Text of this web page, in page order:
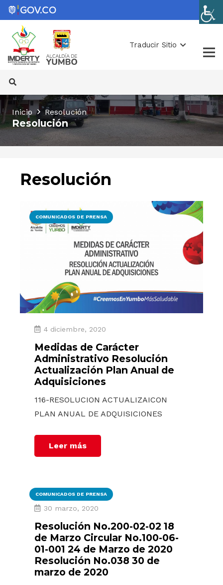
Traducir Sitio
Inicio Resolución
Resolución
Resolución
COMUNICADOS DE PRENSA
4 diciembre, 2020
Medidas de Carácter
Administrativo Resolución
Actualización Plan Anual de
Adquisiciones
116-RESOLUCION ACTUALIZAICON
PLAN ANUAL DE ADQUISICIONES
Leer más
COMUNICADOS DE PRENSA
30 marzo, 2020
Resolución No.200-02-02 18
de Marzo Circular No.100-06-
01-001 24 de Marzo de 2020
Resolución No.038 30 de
marzo de 2020